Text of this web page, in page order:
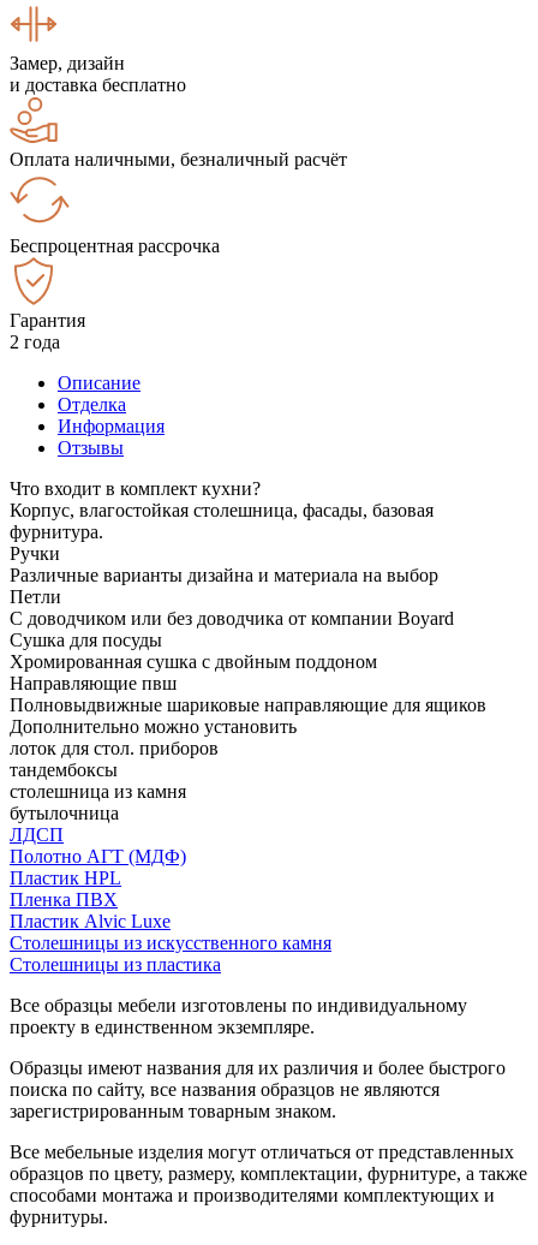
Замер, дизайн
и доставка бесплатно
Оплата наличными, безналичный расчёт
Беспроцентная рассрочка
Гарантия
2 года
Описание
Отделка
Информация
Отзывы
Что входит в комплект кухни?
Корпус, влагостойкая столешница, фасады, базовая
фурнитура.
Ручки
Различные варианты дизайна и материала на выбор
Петли
С доводчиком или без доводчика от компании Boyard
Сушка для посуды
Хромированная сушка с двойным поддоном
Направляющие пвш
Полновыдвижные шариковые направляющие для ящиков
Дополнительно можно установить
лоток для стол. приборов
тандембоксы
столешница из камня
бутылочница
ЛДСП
Полотно АГТ (МДФ)
Пластик HPL
Пленка ПВХ
Пластик Alvic Luxe
Столешницы из искусственного камня
Столешницы из пластика
Все образцы мебели изготовлены по индивидуальному
проекту в единственном экземпляре.
Образцы имеют названия для их различия и более быстрого
поиска по сайту, все названия образцов не являются
зарегистрированным товарным знаком.
Все мебельные изделия могут отличаться от представленных
образцов по цвету, размеру, комплектации, фурнитуре, а также
способами монтажа и производителями комплектующих и
фурнитуры.